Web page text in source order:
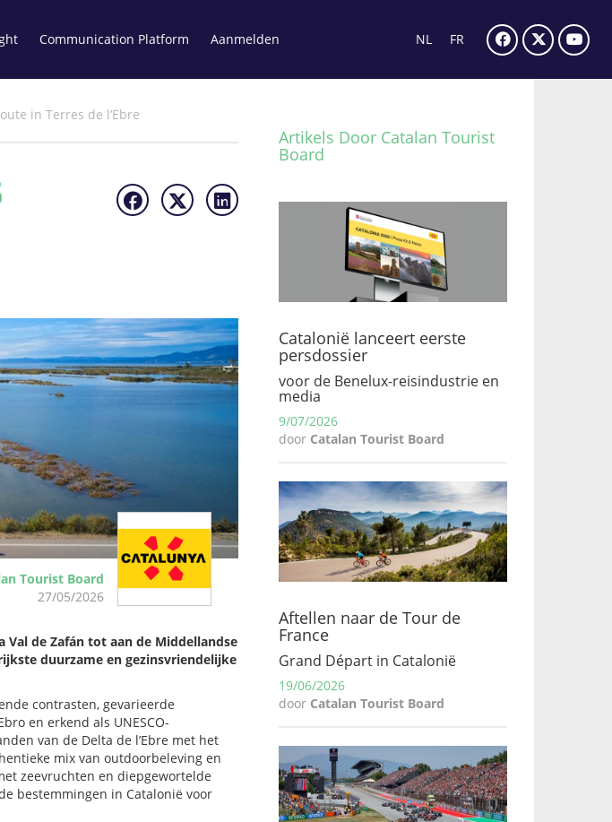
Communication Platform Aanmelden NL FR
in Terres de l’Ebre
Tourist Board
27/05/2026
Val de Zafán tot aan de Middellandse
duurzame en gezinsvriendelijke
contrasten, gevarieerde
en erkend als UNESCO-
van de Delta de l’Ebre met het
mix van outdoorbeleving en
zeevruchten en diepgewortelde
bestemmingen in Catalonië voor
Artikels Door Catalan Tourist
Board
Catalonië lanceert eerste
persdossier
voor de Benelux-reisindustrie en
media
9/07/2026
door Catalan Tourist Board
Aftellen naar de Tour de
France
Grand Départ in Catalonië
19/06/2026
door Catalan Tourist Board